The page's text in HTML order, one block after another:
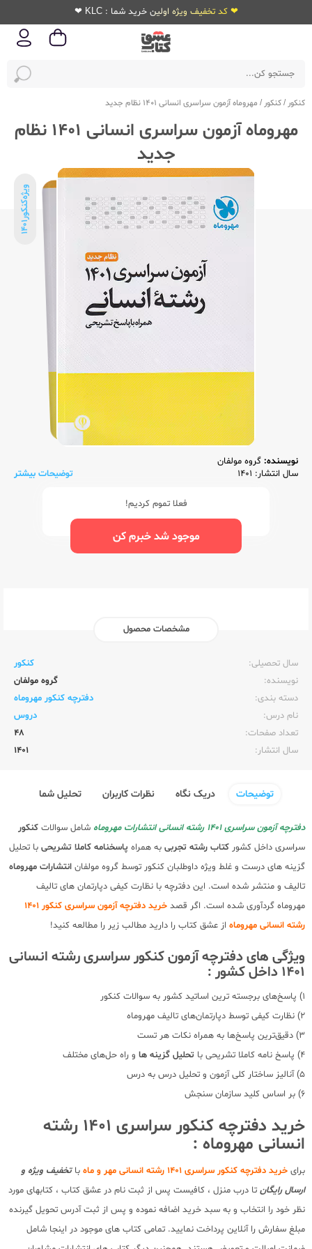
❤ کد تخفیف ویژه اولین خرید شما : KLC ❤
کنکور /کنکور / مهروماه آزمون سراسری انسانی 1401 نظام جدید
مهروماه آزمون سراسری انسانی 1401 نظام
جدید
ویژه‌کنکور
1401
نویسنده: گروه مولفان
سال انتشار: 1401
توضیحات بیشتر
فعلا تموم کردیم!
موجود شد خبرم کن
مشخصات محصول
سال تحصیلی:‌
کنکور
نویسنده:‌
گروه مولفان
دسته بندی:
دفترچه کنکور مهروماه
نام درس:
دروس
تعداد صفحات:‌
48
سال انتشار:‌
1401
توضیحات دریک نگاه نظرات کاربران تحلیل شما
دفترچه آزمون سراسری 1401 رشته انسانی انتشارات مهروماه شامل سوالات کنکور
سراسری داخل کشور کتاب رشته تجربی به همراه پاسخنامه کاملا تشریحی با تحلیل
گزینه های درست و غلط ویژه داوطلبان کنکور توسط گروه مولفان انتشارات مهروماه
تالیف و منتشر شده است. این دفترچه با نظارت کیفی دپارتمان های تالیف
مهروماه گردآوری شده است. اگر قصد
خرید دفترچه آزمون سراسری کنکور 1401
رشته انسانی مهروماه از عشق کتاب را دارید مطالب زیر را مطالعه کنید!
ویژگی های دفترچه آزمون کنکور سراسری رشته انسانی
1401 داخل کشور :
1) پاسخ‌های برجسته ترین اساتید کشور به سوالات کنکور
2) نظارت کیفی توسط دپارتمان‌های تالیف مهروماه
3) دقیق‌ترین پاسخ‌ها به همراه نکات هر تست
4) پاسخ نامه کاملا تشریحی با
تحلیل گزینه ها و راه حل‌های مختلف
5) آنالیز ساختار کلی آزمون و تحلیل درس به درس
6) بر اساس کلید سازمان سنجش
خرید دفترچه کنکور سراسری 1401 رشته
انسانی مهروماه :
برای خرید دفترچه کنکور سراسری 1401 رشته انسانی مهر و ماه باتخفیف ویژه و
ارسال رایگان تا درب منزل ، کافیست پس از ثبت نام در عشق کتاب ، کتابهای مورد
نظر خود را انتخاب و به سبد خرید اضافه نموده و پس از ثبت آدرس تحویل گیرنده
مبلغ سفارش را آنلاین پرداخت نمایید. تمامی کتاب های موجود در اینجا شامل